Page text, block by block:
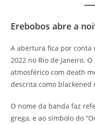
Erebobos abre a
A abertura fica por conta
2022 no Rio de Janeiro.
atmosférico com death
descrita como blackened
O nome da banda faz
grega, e ao símbolo do